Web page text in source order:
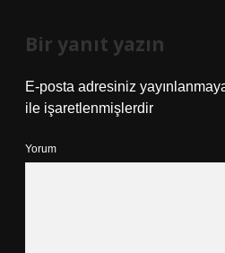
Bir yanıt yazın
E-posta adresiniz
ile işaretlenmişlerdir
Yorum